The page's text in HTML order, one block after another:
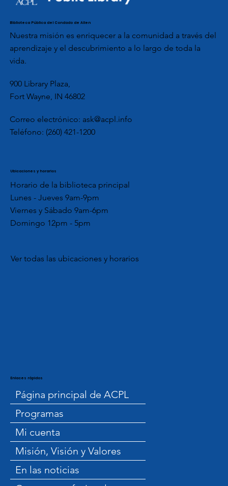
Biblioteca Pública del Condado de Allen
Nuestra misión es enriquecer a la comunidad a través del
aprendizaje y el descubrimiento a lo largo de toda la
vida.
900 Library Plaza,
Fort Wayne, IN 46802
Correo electrónico: ask@acpl.info
Teléfono: (260) 421-1200
Ubicaciones y horarios
Horario de la biblioteca principal
Lunes - Jueves 9am-9pm
Viernes y Sábado 9am-6pm
Domingo 12pm - 5pm
Ver todas las ubicaciones y horarios
Enlaces rápidos
Página principal de ACPL
Programas
Mi cuenta
Misión, Visión y Valores
En las noticias